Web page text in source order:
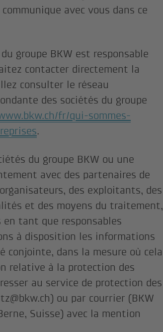
avec vous dans ce
groupe BKW est responsable
contacter directement la
consulter le réseau
des sociétés du groupe
fr/qui-sommes-
.
du groupe BKW ou une
avec des partenaires de
des exploitants, des
et des moyens du traitement,
tant que responsables
à disposition les informations
dans la mesure où cela
relative à la protection des
au service de protection des
ou par courrier (BKW
Suisse) avec la mention